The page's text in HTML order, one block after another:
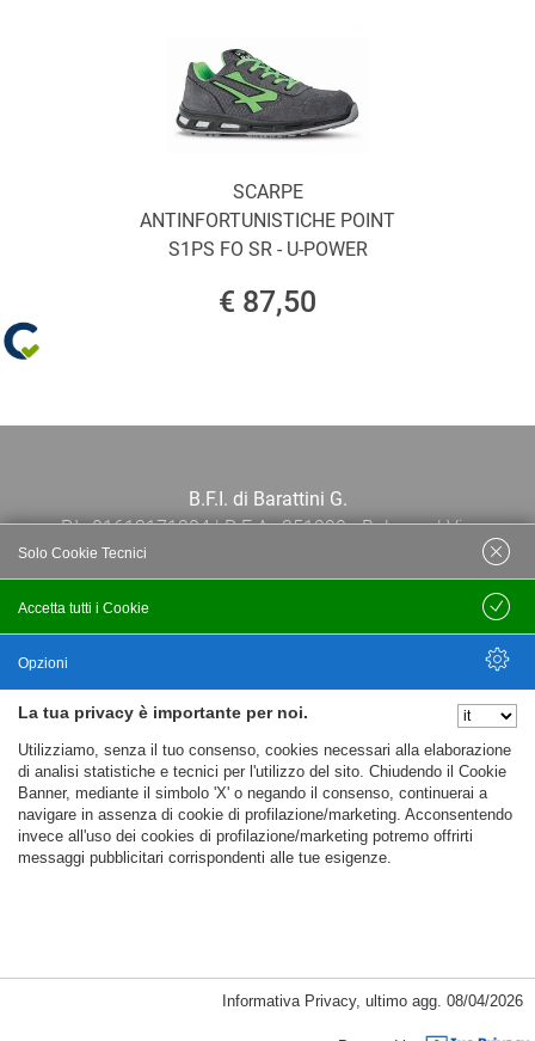
SCARPE
ANTINFORTUNISTICHE POINT
S1PS FO SR - U-POWER
€ 87,50
B.F.I. di Barattini G.
P.I.: 01613171204 | R.E.A.: 351290 - Bologna | Via
Po 13E, 40139, Bologna | Telefono: 051
444638 | Email: bfi@bfi.bo.it
Privacy policy
Cookie policy
La tua privacy è importante per noi.
Utilizziamo, senza il tuo consenso, cookies necessari alla elaborazione
di analisi statistiche e tecnici per l'utilizzo del sito. Chiudendo il Cookie
Banner, mediante il simbolo 'X' o negando il consenso, continuerai a
navigare in assenza di cookie di profilazione/marketing. Acconsentendo
invece all'uso dei cookies di profilazione/marketing potremo offrirti
messaggi pubblicitari corrispondenti alle tue esigenze.
Cookie Necessari, Tecnici di Sessione
Accetta tutti i Cookie
Solo Cookie Tecnici
Salva
Opzioni
Nascondi Opzioni
Informativa Privacy, ultimo agg. 08/04/2026